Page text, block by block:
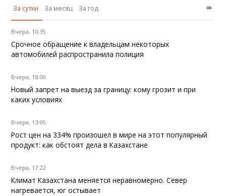
За сутки
За месяц За год ∞
Вчера, 10:35
Срочное обращение к владельцам некоторых
автомобилей распространила полиция
Вчера, 18:00
Новый запрет на выезд за границу: кому грозит и при
каких условиях
Вчера, 13:05
Рост цен на 334% произошел в мире на этот популярный
продукт: как обстоят дела в Казахстане
Вчера, 17:22
Климат Казахстана меняется неравномерно. Север
нагревается, юг остывает